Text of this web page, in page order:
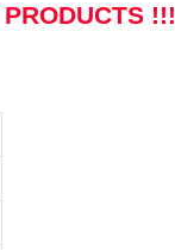
!!!